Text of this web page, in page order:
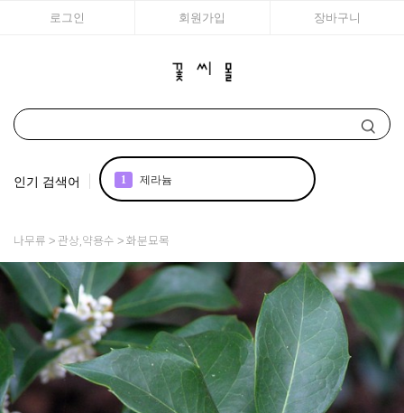
로그인 회원가입 장바구니
인기 검색어 1 제라늄
3 리갈
4 조날
어린모종 국화
6 백합
나무류 관상,약용수 화분묘목